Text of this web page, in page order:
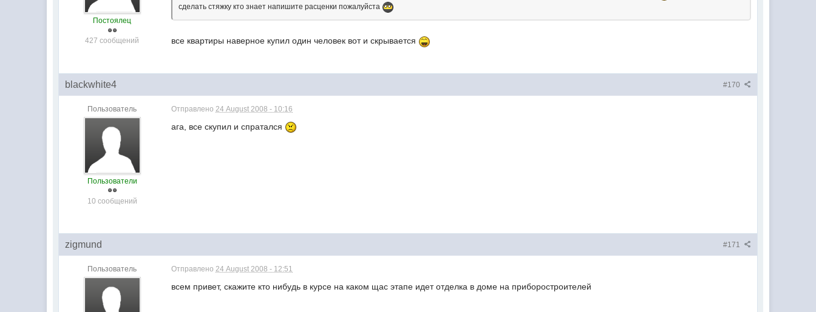
Постоялец
427 сообщений
сделать стяжку кто знает напишите расценки пожалуйста
все квартиры наверное купил один человек вот и скрывается
#170
blackwhite4
Пользователь
Пользователи
10 сообщений
Отправлено 24 August 2008 - 10:16
ага, все скупил и спратался
#171
zigmund
Пользователь Отправлено 24 August 2008 - 12:51
всем привет, скажите кто нибудь в курсе на каком щас этапе идет отделка в доме на приборостроителей